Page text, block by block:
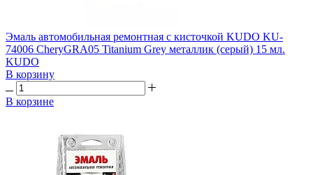
Эмаль автомобильная ремонтная с кисточкой KUDO KU-
74006 CheryGRA05 Titanium Grey металлик (серый) 15 мл.
KUDO
В корзину
В корзине